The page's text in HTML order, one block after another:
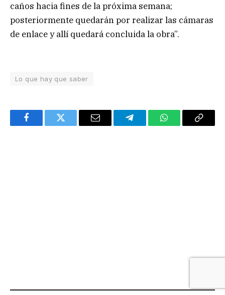
caños hacia fines de la próxima semana;
posteriormente quedarán por realizar las cámaras
de enlace y allí quedará concluida la obra”.
Lo que hay que saber
FacebookTwitter Email TelegramWhatsAppCopy